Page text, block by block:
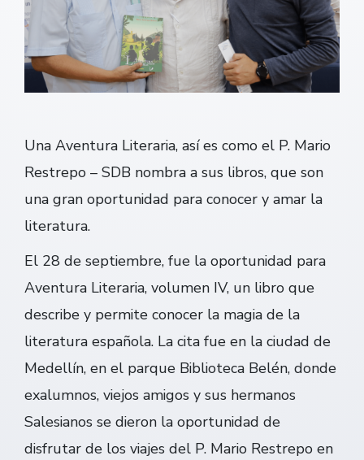
Una Aventura Literaria, así es como el P. Mario
Restrepo – SDB nombra a sus libros, que son
una gran oportunidad para conocer y amar la
literatura.
El 28 de septiembre, fue la oportunidad para
Aventura Literaria, volumen IV, un libro que
describe y permite conocer la magia de la
literatura española. La cita fue en la ciudad de
Medellín, en el parque Biblioteca Belén, donde
exalumnos, viejos amigos y sus hermanos
Salesianos se dieron la oportunidad de
disfrutar de los viajes del P. Mario Restrepo en